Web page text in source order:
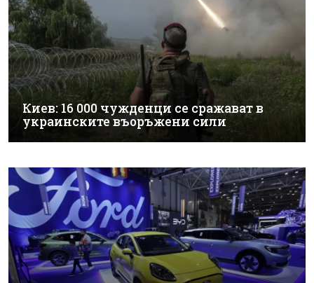
Киев: 16 000 чужденци се сражават в
украинските въоръжени сили